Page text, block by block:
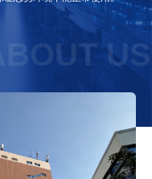
ABOUT US